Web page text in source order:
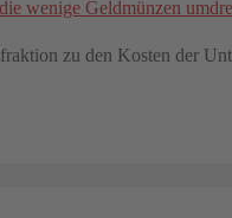
zu den Kosten der